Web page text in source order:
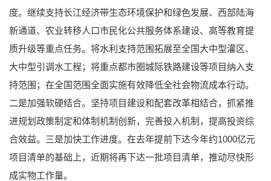
度。继续支持长江经济带生态环境保护和绿色发展、西部陆海
新通道、农业转移人口市民化公共服务体系建设、高等教育提
质升级等重点任务。将水利支持范围拓展至全国大中型灌区、
大中型引调水工程；将重点都市圈城际铁路建设等项目纳入支
持范围；在全国范围全面实施有效降低全社会物流成本行动。
二是加强软硬结合。坚持项目建设和配套改革相结合，抓紧推
进规划政策制定和体制机制创新，完善投入机制，提高投资综
合效益。三是加快工作进度。在去年提前下达今年约1000亿元
项目清单的基础上，近期将再下达一批项目清单，推动尽快形
成实物工作量。